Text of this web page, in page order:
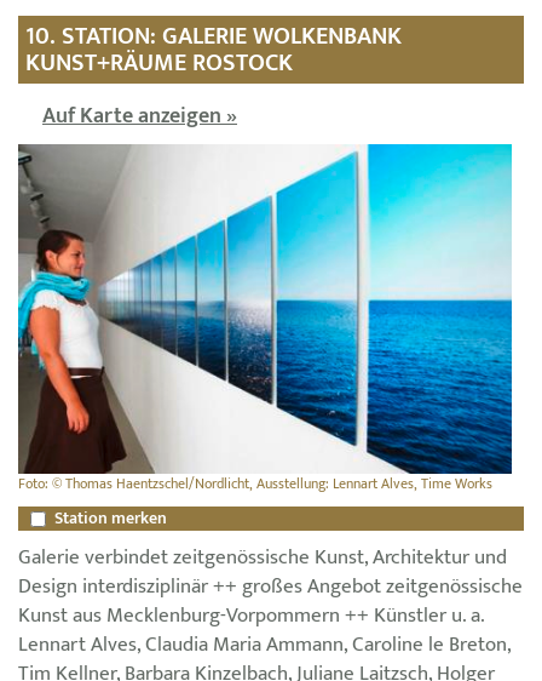
10. STATION: GALERIE WOLKENBANK
KUNST+RÄUME ROSTOCK
Auf Karte anzeigen »
Foto: © Thomas Haentzschel/Nordlicht, Ausstellung: Lennart Alves, Time Works
Station merken
Galerie verbindet zeitgenössische Kunst, Architektur und
Design interdisziplinär ++ großes Angebot zeitgenössische
Kunst aus Mecklenburg-Vorpommern ++ Künstler u. a.
Lennart Alves, Claudia Maria Ammann, Caroline le Breton,
Tim Kellner, Barbara Kinzelbach, Juliane Laitzsch, Holger